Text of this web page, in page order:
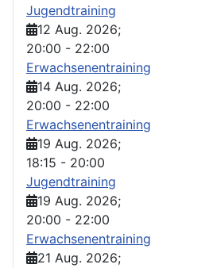
Jugendtraining
12 Aug. 2026;
20:00 - 22:00
Erwachsenentraining
14 Aug. 2026;
20:00 - 22:00
Erwachsenentraining
19 Aug. 2026;
18:15 - 20:00
Jugendtraining
19 Aug. 2026;
20:00 - 22:00
Erwachsenentraining
21 Aug. 2026;